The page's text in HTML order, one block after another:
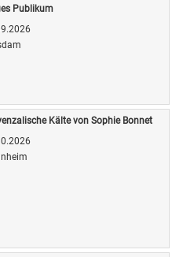
Publikum
Kälte von Sophie Bonnet